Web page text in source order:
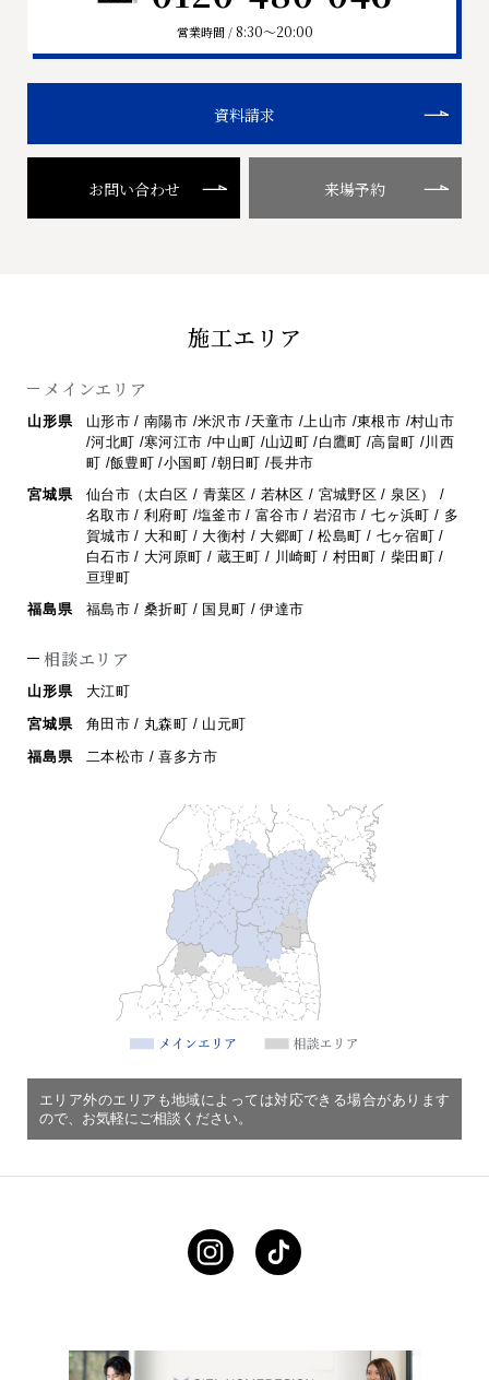
営業時間 / 8:30〜20:00
資料請求
お問い合わせ 来場予約
施工エリア
メインエリア
山形県
山形市 / 南陽市 /米沢市 /天童市 /上山市 /東根市 /村山市
/河北町 /寒河江市 /中山町 /山辺町 /白鷹町 /高畠町 /川西
町 /飯豊町 /小国町 /朝日町 /長井市
宮城県
仙台市（太白区 / 青葉区 / 若林区 / 宮城野区 / 泉区） /
名取市 / 利府町 /塩釜市 / 富谷市 / 岩沼市 / 七ヶ浜町 / 多
賀城市 / 大和町 / 大衡村 / 大郷町 /松島町 / 七ヶ宿町 /
白石市 / 大河原町 / 蔵王町 / 川崎町 / 村田町 / 柴田町 /
亘理町
福島県
福島市 / 桑折町 / 国見町 / 伊達市
相談エリア
山形県
大江町
宮城県
角田市 / 丸森町 / 山元町
福島県
二本松市 / 喜多方市
エリア外のエリアも地域によっては対応できる場合があります
ので、お気軽にご相談ください。